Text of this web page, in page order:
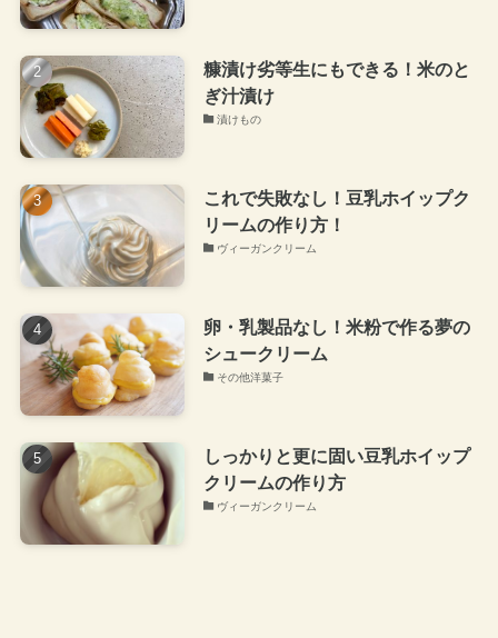
糠漬け劣等生にもできる！米のと
ぎ汁漬け
漬けもの
これで失敗なし！豆乳ホイップク
リームの作り方！
ヴィーガンクリーム
卵・乳製品なし！米粉で作る夢の
シュークリーム
その他洋菓子
しっかりと更に固い豆乳ホイップ
クリームの作り方
ヴィーガンクリーム